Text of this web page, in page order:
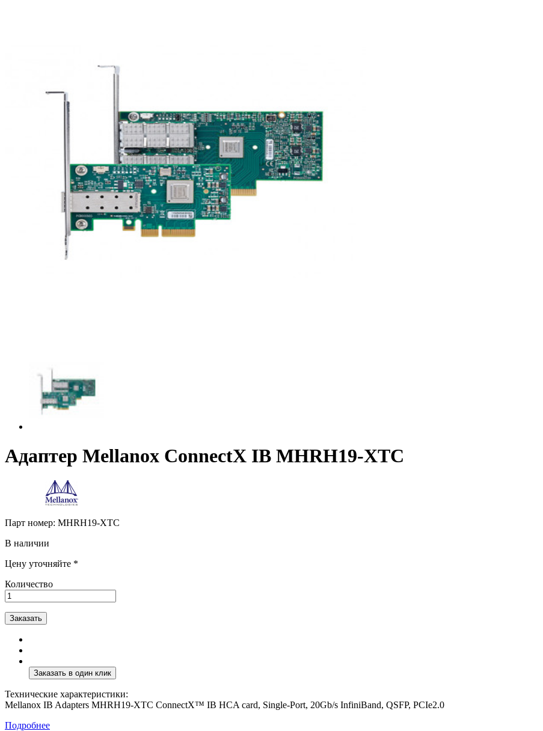
Адаптер Mellanox ConnectX IB MHRH19-XTC
Парт номер: MHRH19-XTC
В наличии
Цену уточняйте *
Количество
Заказать
Технические характеристики:
Mellanox IB Adapters MHRH19-XTC ConnectX™ IB HCA card, Single-Port, 20Gb/s InfiniBand, QSFP, PCIe2.0
Подробнее